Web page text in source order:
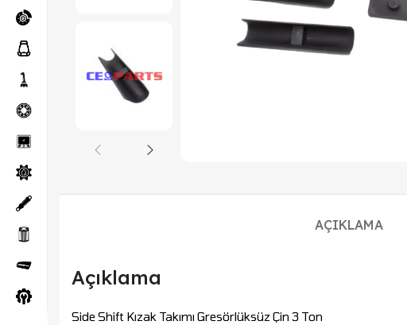
AÇIKLAMA
Açıklama
Side Shift Kızak Takımı Gresörlüksüz Çin 3 Ton